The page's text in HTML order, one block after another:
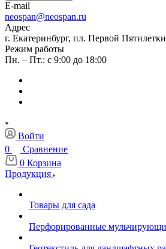
E-mail
neospan@neospan.ru
Адрес
г. Екатеринбург, пл. Первой
Режим работы
Пн. – Пт.: с 9:00 до 18:00
Войти
0
Сравнение
0 Корзина
Продукция
Товары для сада
Перфорированные